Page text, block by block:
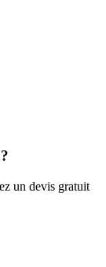
?
un devis gratuit